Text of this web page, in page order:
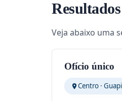
Veja abaixo uma
Ofício único
Centro ·